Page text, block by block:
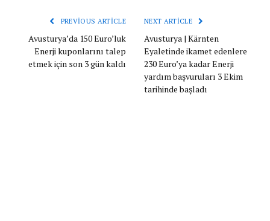
PREVIOUS ARTICLE
Avusturya’da 150 Euro’luk
Enerji kuponlarını talep
etmek için son 3 gün kaldı
NEXT ARTICLE
Avusturya | Kärnten
Eyaletinde ikamet edenlere
230 Euro’ya kadar Enerji
yardım başvuruları 3 Ekim
tarihinde başladı